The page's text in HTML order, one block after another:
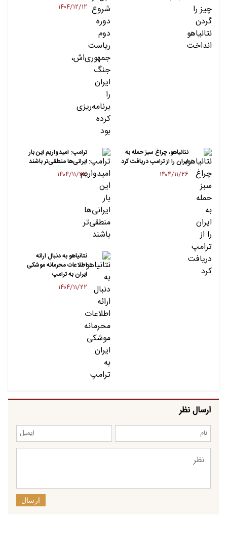
۱۴۰۴/۱۲/۱۲
نتانیاهو، چراغ سبز حمله به
ایران را از ترامپ دریافت کرد
۱۴۰۴/۱۱/۲۶
ترامپ: امیدواریم این بار
ایرانی‌ها منطقی‌تر باشند
۱۴۰۴/۱۱/۲۳
نتانیاهو به دنبال ارائه
اطلاعات محرمانه موشکی
ایران به ترامپ
۱۴۰۴/۱۱/۲۲
ارسال نظر
ارسال